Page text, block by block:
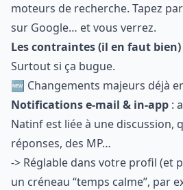
moteurs de recherche. Tapez
sur Google… et vous verrez.
Les contraintes (il en faut bien)
Surtout si ça bugue.
🆕 Changements majeurs déjà
Notifications e-mail & in-app :
Natinf est liée à une discussion,
réponses, des MP…
-> Réglable dans votre profil (et
un créneau “temps calme”, par